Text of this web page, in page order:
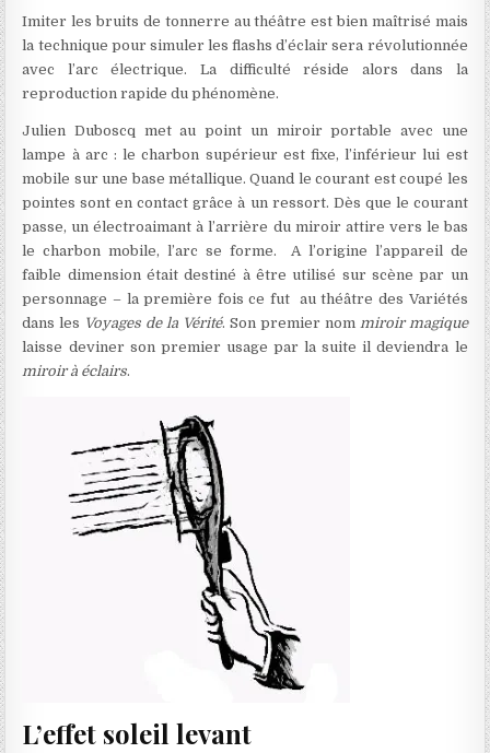
Imiter les bruits de tonnerre au théâtre est bien maîtrisé mais
la technique pour simuler les flashs d’éclair sera révolutionnée
avec l’arc électrique. La difficulté réside alors dans la
reproduction rapide du phénomène.
Julien Duboscq met au point un miroir portable avec une
lampe à arc : le charbon supérieur est fixe, l’inférieur lui est
mobile sur une base métallique. Quand le courant est coupé les
pointes sont en contact grâce à un ressort. Dès que le courant
passe, un électroaimant à l’arrière du miroir attire vers le bas
le charbon mobile, l’arc se forme. A l’origine l’appareil de
faible dimension était destiné à être utilisé sur scène par un
personnage – la première fois ce fut au théâtre des Variétés
dans les Voyages de la Vérité. Son premier nom miroir magique
laisse deviner son premier usage par la suite il deviendra le
miroir à éclairs.
L’effet soleil levant